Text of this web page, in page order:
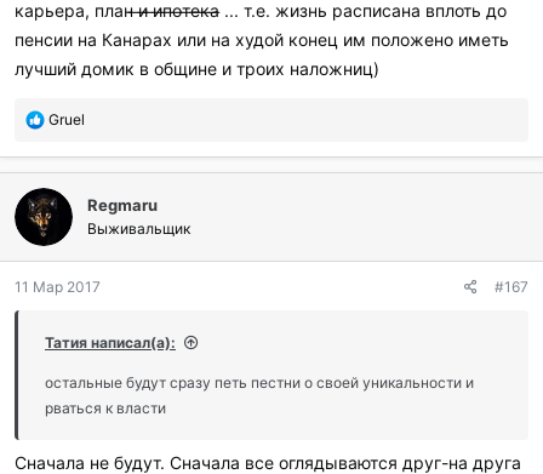
карьера, план ̶и̶ ̶и̶п̶о̶т̶е̶к̶а̶ ... т.е. жизнь расписана вплоть до
пенсии на Канарах или на худой конец им положено иметь
лучший домик в общине и троих наложниц)
П
б
л
а
г
о
а
и
и
:
Gruel
Regmaru
Выживальщик
11 Мар 2017 #167
Татия написал(а):
остальные будут сразу петь пестни о своей уникальности и
рваться к власти
Сначала не будут. Сначала все оглядываются друг-на друга